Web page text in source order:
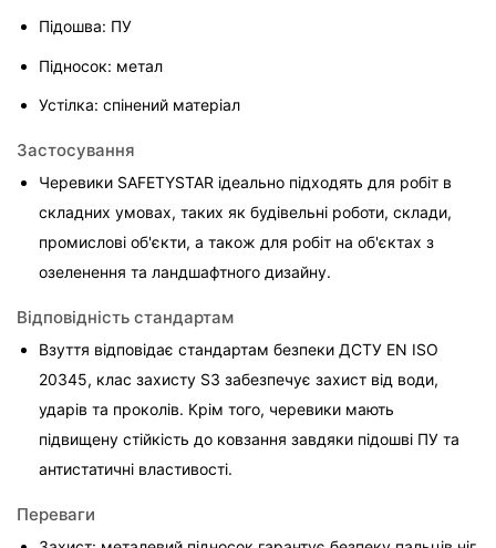
Підошва: ПУ
Підносок: метал
Устілка: спінений матеріал
Застосування
Черевики SAFETYSTAR ідеально підходять для робіт в
складних умовах, таких як будівельні роботи, склади,
промислові об'єкти, а також для робіт на об'єктах з
озеленення та ландшафтного дизайну.
Відповідність стандартам
Взуття відповідає стандартам безпеки ДСТУ EN ISO
20345, клас захисту S3 забезпечує захист від води,
ударів та проколів. Крім того, черевики мають
підвищену стійкість до ковзання завдяки підошві ПУ та
антистатичні властивості.
Переваги